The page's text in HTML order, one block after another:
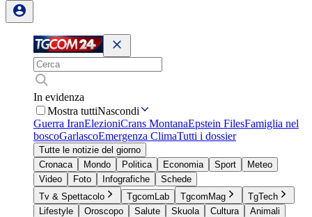
In evidenza
Mostra tuttiNascondi
Guerra IranElezioniCrans MontanaEpstein FilesFamiglia nel
boscoGarlascoEmergenza ClimaTutti i dossier
Tutte le notizie del giorno
Cronaca
Mondo Politica Economia Sport
Meteo
Video
Foto Infografiche
Schede
Tv & Spettacolo
TgcomLab TgcomMag
TgTech
Lifestyle
Oroscopo Salute Skuola Cultura
Animali